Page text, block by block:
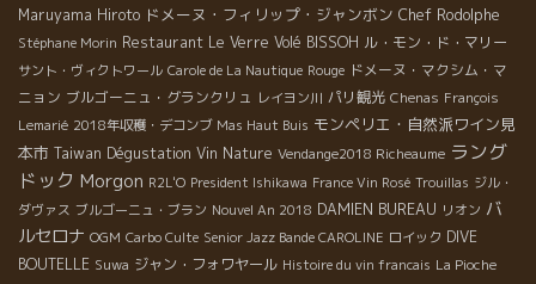
Maruyama Hiroto ドメーヌ・フィリップ・ジャンボン Chef Rodolphe
Stéphane Morin Restaurant Le Verre Volé BISSOH ル・モン・ド・マリー
サント・ヴィクトワール Carole de La Nautique Rouge ドメーヌ・マクシム・マ
ニョン ブルゴーニュ・グランクリュ レイヨン川 パリ観光 Chenas François
Lemarié 2018年収穫・デコンブ Mas Haut Buis モンペリエ・自然派ワイン見
本市 Taiwan Dégustation Vin Nature Vendange2018 Richeaume ラング
ドック Morgon R2L'O President Ishikawa France Vin Rosé Trouillas ジル・
ダヴァス ブルゴーニュ・ブラン Nouvel An 2018 DAMIEN BUREAU リオン バ
ルセロナ OGM Carbo Culte Senior Jazz Bande CAROLINE ロイック DIVE
BOUTELLE Suwa ジャン・フォワヤール Histoire du vin francais La Pioche